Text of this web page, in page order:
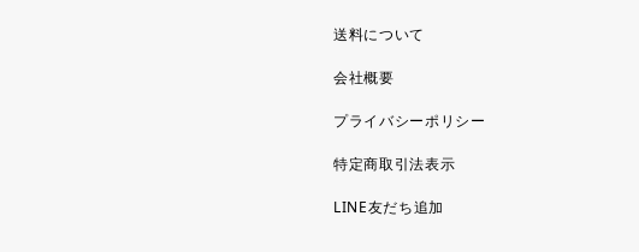
送料について
会社概要
プライバシーポリシー
特定商取引法表示
LINE友だち追加